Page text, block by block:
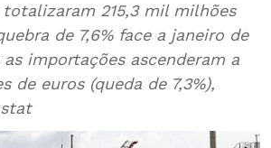
215,3 mil milhões
de 7,6% face a janeiro de
importações ascenderam a
de euros (queda de 7,3%),